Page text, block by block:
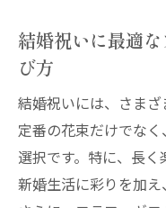
結婚祝いに最適
び方
結婚祝いには、さまざ
定番の花束だけでな
選択です。特に、長く
新婚生活に彩りを加え